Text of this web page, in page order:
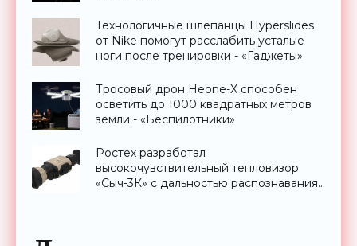
Технологичные шлепанцы Hyperslides
от Nike помогут расслабить усталые
ноги после тренировки - «Гаджеты»
Тросовый дрон Heone-X способен
осветить до 1000 квадратных метров
земли - «Беспилотники»
Ростех разработал
высокочувствительный тепловизор
«Сыч-3К» с дальностью распознавания